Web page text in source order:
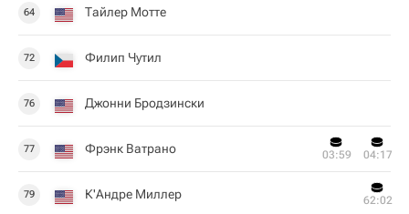
64 Тайлер Мотте
72 Филип Чутил
76 Джонни Бродзински
77 Фрэнк Ватрано 03:59 04:17
79 К'Андре Миллер 62:02